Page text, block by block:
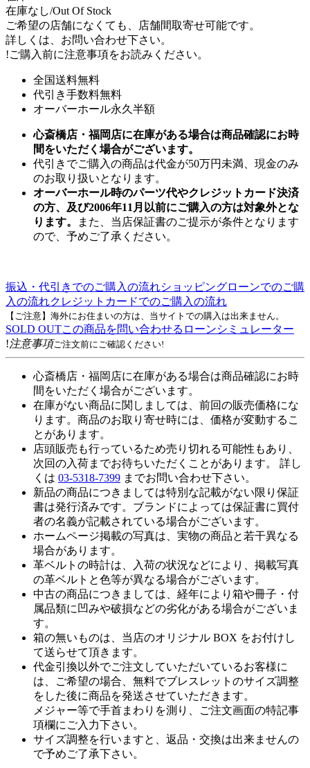
在庫なし/Out Of Stock
ご希望の店舗になくても、店舗間取寄せ可能です。
詳しくは、お問い合わせ下さい。
!ご購入前に注意事項をお読みください。
全国送料無料
代引き手数料無料
オーバーホール永久半額
心斎橋店・福岡店に在庫がある場合は商品確認にお時
間をいただく場合がございます。
代引きでご購入の商品は代金が50万円未満、現金のみ
のお取り扱いとなります。
オーバーホール時のパーツ代やクレジットカード決済
の方、及び2006年11月以前にご購入の方は対象外とな
ります。
また、当店保証書のご提示が条件となります
ので、予めご了承ください。
振込・代引きでのご購入の流れショッピングローンでのご購
入の流れクレジットカードでのご購入の流れ
【ご注意】海外にお住まいの方は、当サイトでの購入は出来ません。
SOLD OUTこの商品を問い合わせる ローンシミュレーター
!注意事項ご注文前にご確認ください!
心斎橋店・福岡店に在庫がある場合は商品確認にお時
間をいただく場合がございます。
在庫がない商品に関しましては、前回の販売価格にな
ります。商品のお取り寄せ時には、価格が変動するこ
とがあります。
店頭販売も行っているため売り切れる可能性もあり、
次回の入荷までお待ちいただくことがあります。 詳し
くは 03-5318-7399 までお問い合わせ下さい。
新品の商品につきましては特別な記載がない限り保証
書は発行済みです。ブランドによっては保証書に買付
者の名義が記載されている場合がございます。
ホームページ掲載の写真は、実物の商品と若干異なる
場合があります。
革ベルトの時計は、入荷の状況などにより、掲載写真
の革ベルトと色等が異なる場合がございます。
中古の商品につきましては、経年により箱や冊子・付
属品類に凹みや破損などの劣化がある場合がございま
す。
箱の無いものは、当店のオリジナル BOX をお付けし
て送らせて頂きます。
代金引換以外でご注文していただいているお客様に
は、ご希望の場合、無料でブレスレットのサイズ調整
をした後に商品を発送させていただきます。
メジャー等で手首まわりを測り、ご注文画面の特記事
項欄にご入力下さい。
サイズ調整を行いますと、返品・交換は出来ませんの
で予めご了承下さい。